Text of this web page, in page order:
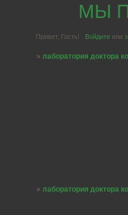
МЫ
Привет, Гость! Войдитеили
»лаборатория доктора
»лаборатория доктора